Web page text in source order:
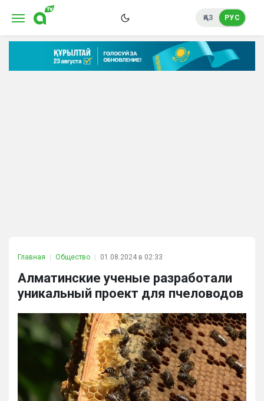
ҚАЗ РУС
Главная Общество 01.08.2024 в 02:33
Алматинские ученые разработали
уникальный проект для пчеловодов